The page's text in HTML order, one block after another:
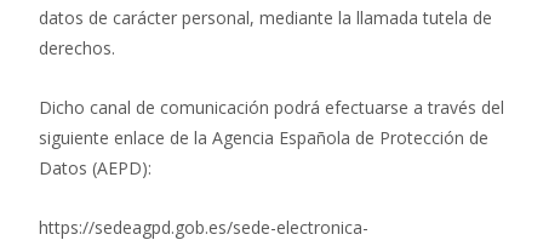
datos de carácter personal, mediante la llamada tutela de
derechos.
Dicho canal de comunicación podrá efectuarse a través del
siguiente enlace de la Agencia Española de Protección de
Datos (AEPD):
https://sedeagpd.gob.es/sede-electronica-